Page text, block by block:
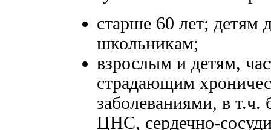
старше 60 лет; детям
школьникам;
взрослым и детям,
страдающим
заболеваниями, в т.ч.
ЦНС, сердечно-